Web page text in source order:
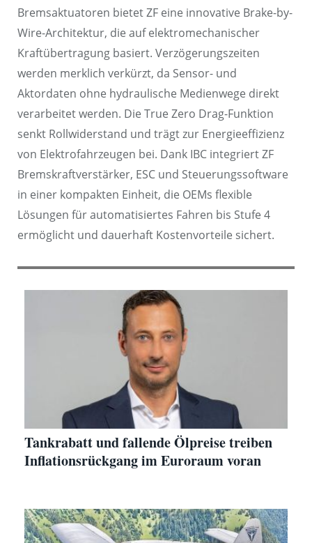
Bremsaktuatoren bietet ZF eine innovative Brake-by-
Wire-Architektur, die auf elektromechanischer
Kraftübertragung basiert. Verzögerungszeiten
werden merklich verkürzt, da Sensor- und
Aktordaten ohne hydraulische Medienwege direkt
verarbeitet werden. Die True Zero Drag-Funktion
senkt Rollwiderstand und trägt zur Energieeffizienz
von Elektrofahrzeugen bei. Dank IBC integriert ZF
Bremskraftverstärker, ESC und Steuerungssoftware
in einer kompakten Einheit, die OEMs flexible
Lösungen für automatisiertes Fahren bis Stufe 4
ermöglicht und dauerhaft Kostenvorteile sichert.
Tankrabatt und fallende Ölpreise treiben
Inflationsrückgang im Euroraum voran